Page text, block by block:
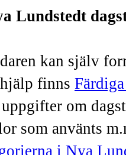
Lundstedt
kan själv
finns
om
som använts
i Nya